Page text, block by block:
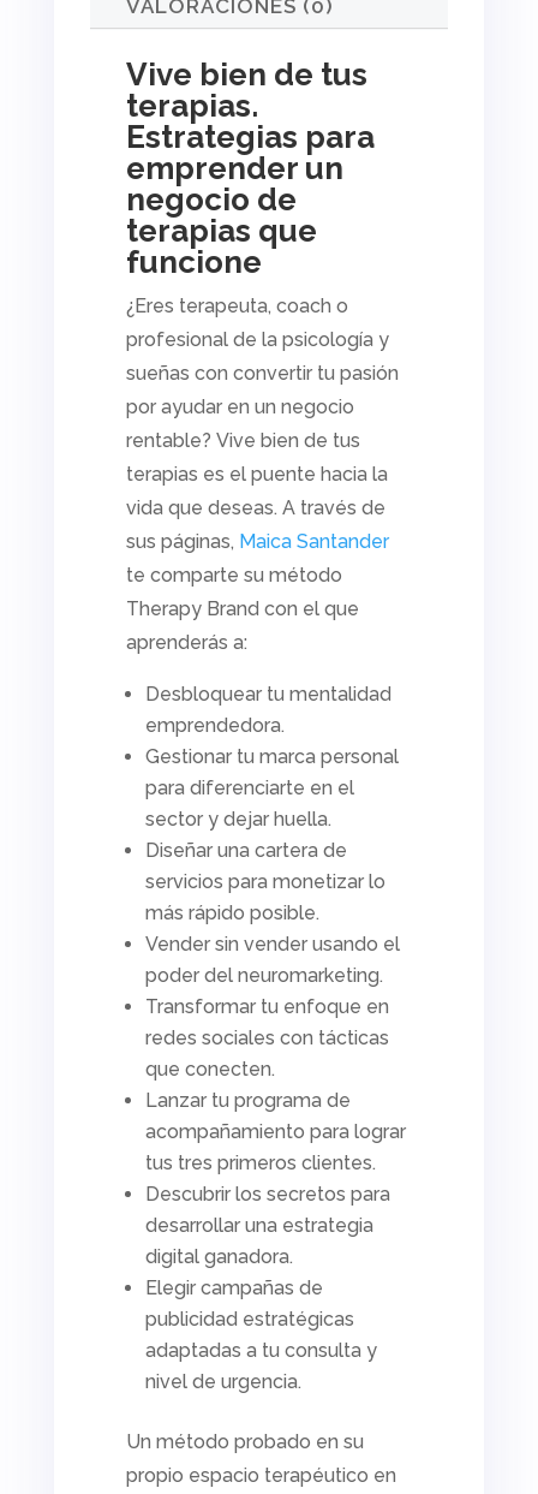
VALORACIONES (0)
Vive bien de tus
terapias.
Estrategias para
emprender un
negocio de
terapias que
funcione
¿Eres terapeuta, coach o
profesional de la psicología y
sueñas con convertir tu pasión
por ayudar en un negocio
rentable? Vive bien de tus
terapias es el puente hacia la
vida que deseas. A través de
sus páginas, Maica Santander
te comparte su método
Therapy Brand con el que
aprenderás a:
Desbloquear tu mentalidad
emprendedora.
Gestionar tu marca personal
para diferenciarte en el
sector y dejar huella.
Diseñar una cartera de
servicios para monetizar lo
más rápido posible.
Vender sin vender usando el
poder del neuromarketing.
Transformar tu enfoque en
redes sociales con tácticas
que conecten.
Lanzar tu programa de
acompañamiento para lograr
tus tres primeros clientes.
Descubrir los secretos para
desarrollar una estrategia
digital ganadora.
Elegir campañas de
publicidad estratégicas
adaptadas a tu consulta y
nivel de urgencia.
Un método probado en su
propio espacio terapéutico en